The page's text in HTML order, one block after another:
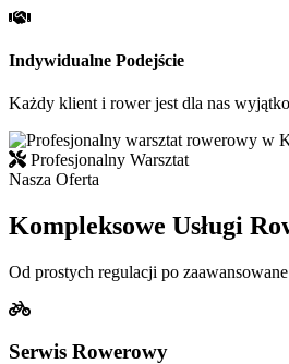
Indywidualne Podejście
Każdy klient i rower jest dla nas
Profesjonalny Warsztat
Nasza Oferta
Kompleksowe Usługi
Od prostych regulacji po
Serwis Rowerowy